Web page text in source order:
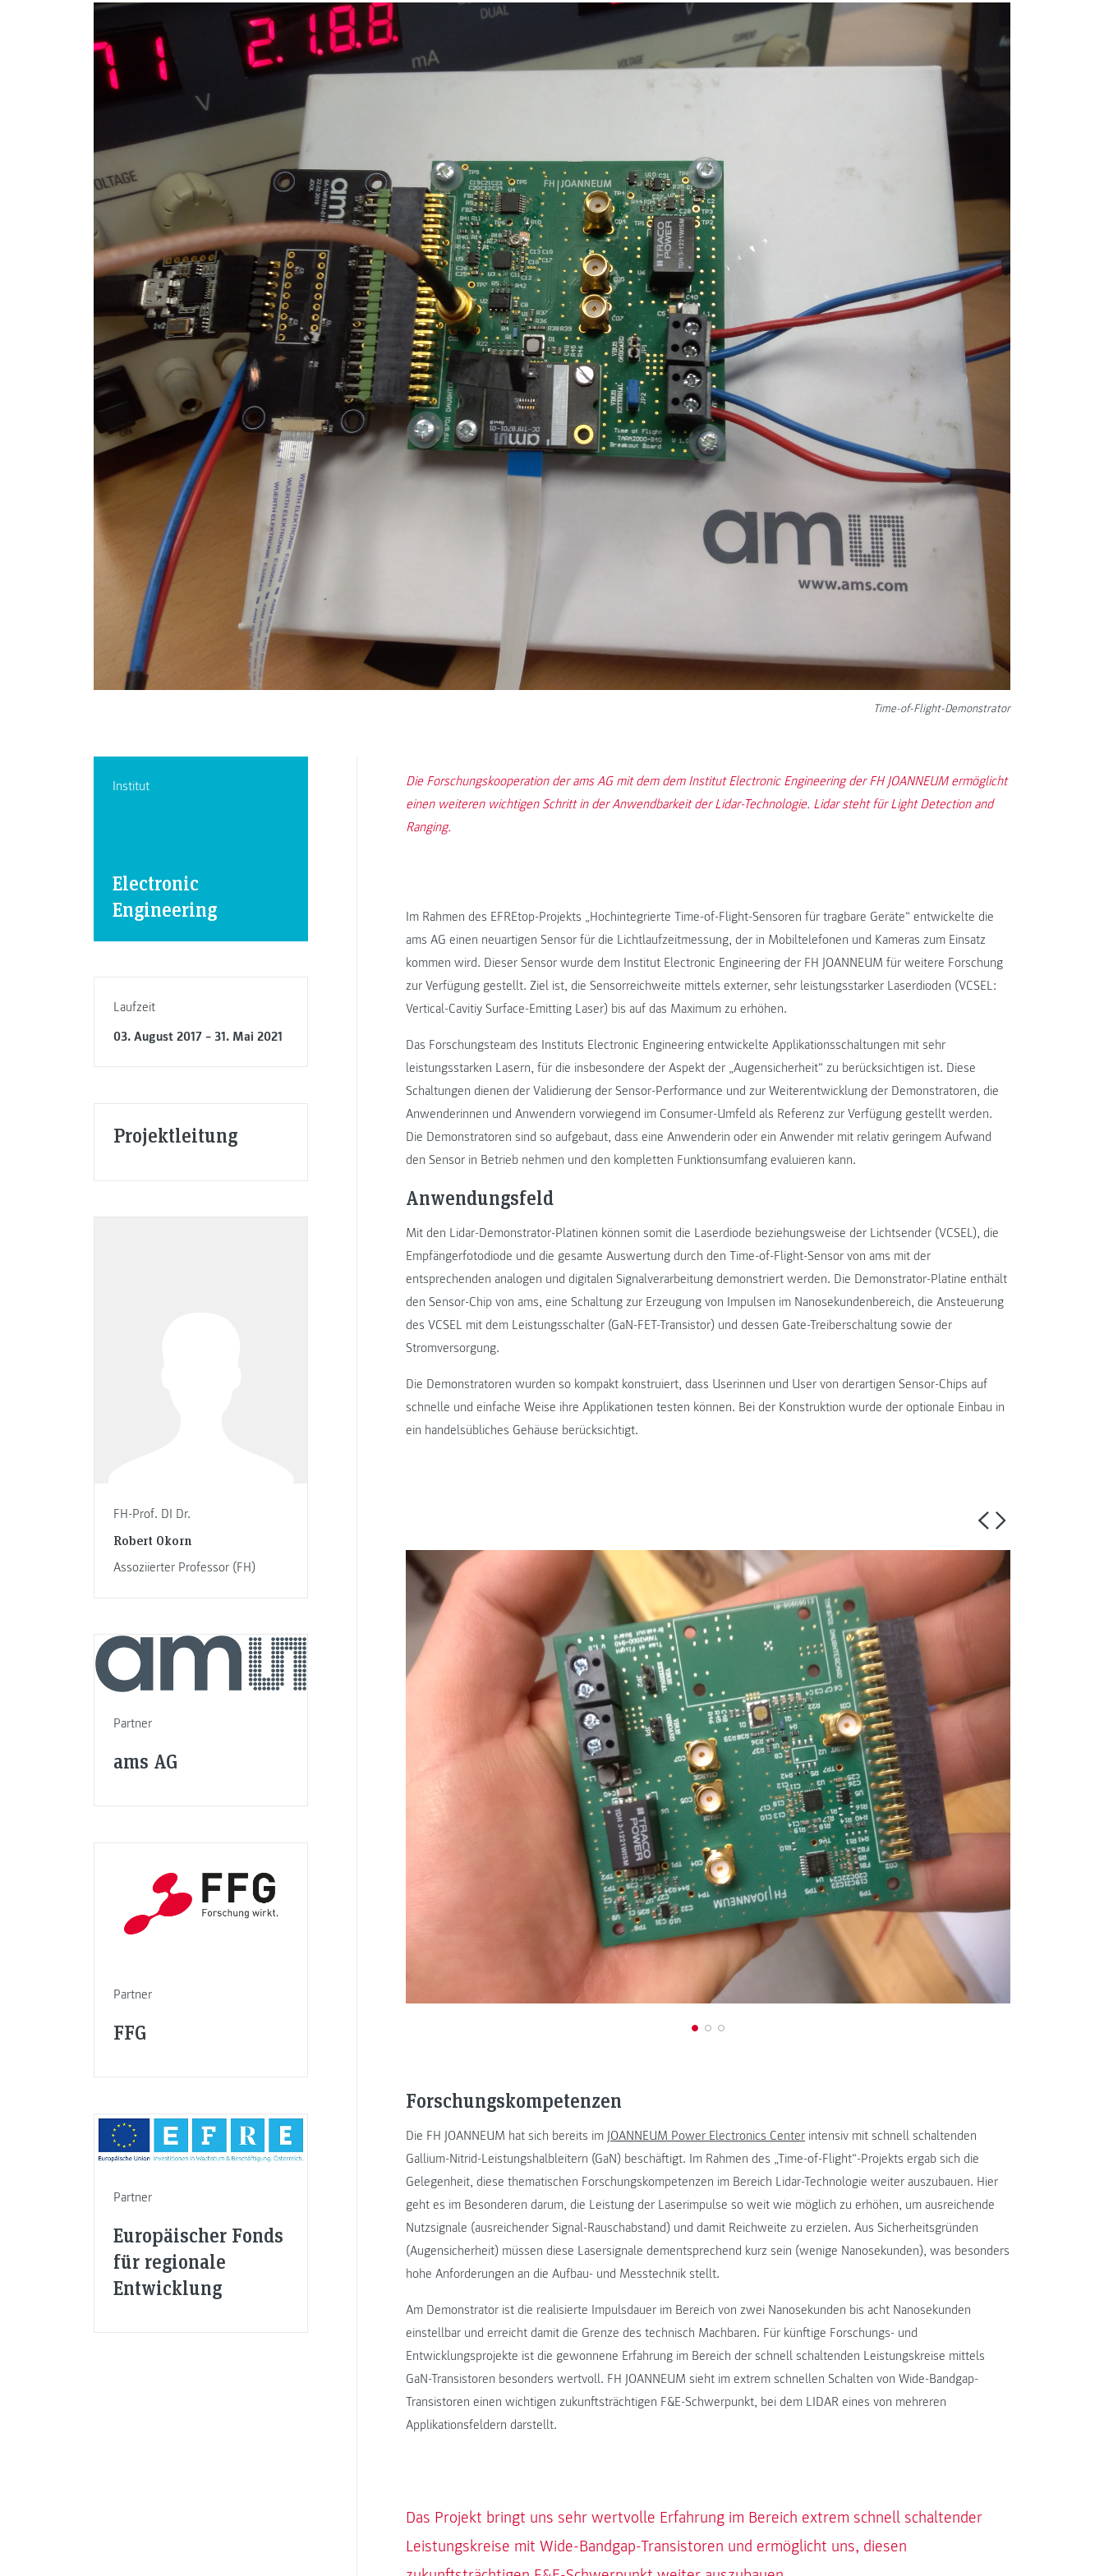
Time-of-Flight-Demonstrator
Institut
Electronic
Engineering
Laufzeit
03. August 2017 – 31. Mai 2021
Projektleitung
FH-Prof. DI Dr.
Robert Okorn
Assoziierter Professor (FH)
Partner
ams AG
Partner
FFG
Partner
Europäischer Fonds
für regionale
Entwicklung
Die Forschungskooperation der ams AG mit dem dem Institut Electronic Engineering der FH JOANNEUM ermöglicht
einen weiteren wichtigen Schritt in der Anwendbarkeit der Lidar-Technologie. Lidar steht für Light Detection and
Ranging.
Im Rahmen des EFREtop-Projekts „Hochintegrierte Time-of-Flight-Sensoren für tragbare Geräte“ entwickelte die
ams AG einen neuartigen Sensor für die Lichtlaufzeitmessung, der in Mobiltelefonen und Kameras zum Einsatz
kommen wird. Dieser Sensor wurde dem Institut Electronic Engineering der FH JOANNEUM für weitere Forschung
zur Verfügung gestellt. Ziel ist, die Sensorreichweite mittels externer, sehr leistungsstarker Laserdioden (VCSEL:
Vertical-Cavitiy Surface-Emitting Laser) bis auf das Maximum zu erhöhen.
Das Forschungsteam des Instituts Electronic Engineering entwickelte Applikationsschaltungen mit sehr
leistungsstarken Lasern, für die insbesondere der Aspekt der „Augensicherheit“ zu berücksichtigen ist. Diese
Schaltungen dienen der Validierung der Sensor-Performance und zur Weiterentwicklung der Demonstratoren, die
Anwenderinnen und Anwendern vorwiegend im Consumer-Umfeld als Referenz zur Verfügung gestellt werden.
Die Demonstratoren sind so aufgebaut, dass eine Anwenderin oder ein Anwender mit relativ geringem Aufwand
den Sensor in Betrieb nehmen und den kompletten Funktionsumfang evaluieren kann.
Anwendungsfeld
Mit den Lidar-Demonstrator-Platinen können somit die Laserdiode beziehungsweise der Lichtsender (VCSEL), die
Empfängerfotodiode und die gesamte Auswertung durch den Time-of-Flight-Sensor von ams mit der
entsprechenden analogen und digitalen Signalverarbeitung demonstriert werden. Die Demonstrator-Platine enthält
den Sensor-Chip von ams, eine Schaltung zur Erzeugung von Impulsen im Nanosekundenbereich, die Ansteuerung
des VCSEL mit dem Leistungsschalter (GaN-FET-Transistor) und dessen Gate-Treiberschaltung sowie der
Stromversorgung.
Die Demonstratoren wurden so kompakt konstruiert, dass Userinnen und User von derartigen Sensor-Chips auf
schnelle und einfache Weise ihre Applikationen testen können. Bei der Konstruktion wurde der optionale Einbau in
ein handelsübliches Gehäuse berücksichtigt.
Forschungskompetenzen
Die FH JOANNEUM hat sich bereits im JOANNEUM Power Electronics Center intensiv mit schnell schaltenden
Gallium-Nitrid-Leistungshalbleitern (GaN) beschäftigt. Im Rahmen des „Time-of-Flight“-Projekts ergab sich die
Gelegenheit, diese thematischen Forschungskompetenzen im Bereich Lidar-Technologie weiter auszubauen. Hier
geht es im Besonderen darum, die Leistung der Laserimpulse so weit wie möglich zu erhöhen, um ausreichende
Nutzsignale (ausreichender Signal-Rauschabstand) und damit Reichweite zu erzielen. Aus Sicherheitsgründen
(Augensicherheit) müssen diese Lasersignale dementsprechend kurz sein (wenige Nanosekunden), was besonders
hohe Anforderungen an die Aufbau- und Messtechnik stellt.
Am Demonstrator ist die realisierte Impulsdauer im Bereich von zwei Nanosekunden bis acht Nanosekunden
einstellbar und erreicht damit die Grenze des technisch Machbaren. Für künftige Forschungs- und
Entwicklungsprojekte ist die gewonnene Erfahrung im Bereich der schnell schaltenden Leistungskreise mittels
GaN-Transistoren besonders wertvoll. FH JOANNEUM sieht im extrem schnellen Schalten von Wide-Bandgap-
Transistoren einen wichtigen zukunftsträchtigen F&E-Schwerpunkt, bei dem LIDAR eines von mehreren
Applikationsfeldern darstellt.
Das Projekt bringt uns sehr wertvolle Erfahrung im Bereich extrem schnell schaltender
Leistungskreise mit Wide-Bandgap-Transistoren und ermöglicht uns, diesen